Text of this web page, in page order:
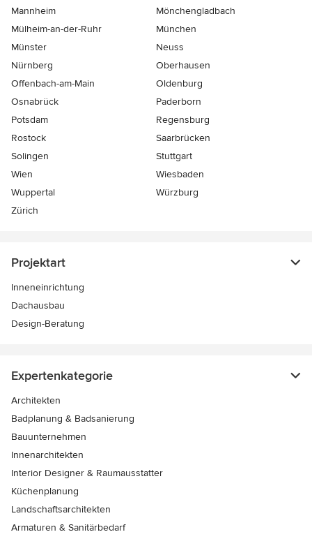
Mannheim
Mönchen­gladbach
Mülheim-an-der-Ruhr
München
Münster
Neuss
Nürnberg
Oberhausen
Offenbach-am-Main
Oldenburg
Osnabrück
Paderborn
Potsdam
Regensburg
Rostock
Saarbrücken
Solingen
Stuttgart
Wien
Wiesbaden
Wuppertal
Würzburg
Zürich
Projektart
Inneneinrichtung
Dachausbau
Design-Beratung
Expertenkategorie
Architekten
Badplanung & Badsanierung
Bauunternehmen
Innenarchitekten
Interior Designer & Raumausstatter
Küchenplanung
Landschaftsarchitekten
Armaturen & Sanitärbedarf